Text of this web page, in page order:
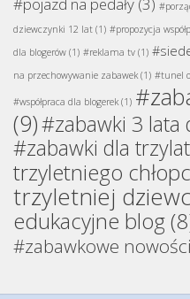
dziewczynki 12 lat (1) #propozycja
dla blogerów (1) #reklama tv (1)
na przechowywanie zabawek (1) #tunel
#współpraca dla blogerek (1)
(9)#zabawki 3 lata
#zabawki dla
trzyletniego
trzyletniej
edukacyjne blog
#zabawkowe nowości